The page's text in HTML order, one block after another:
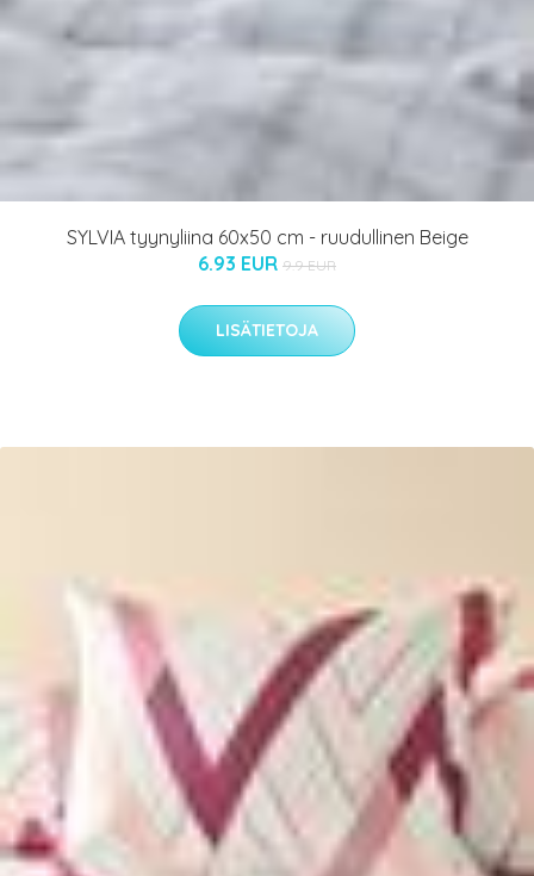
SYLVIA tyynyliina 60x50 cm - ruudullinen Beige
6.93 EUR 9.9 EUR
LISÄTIETOJA